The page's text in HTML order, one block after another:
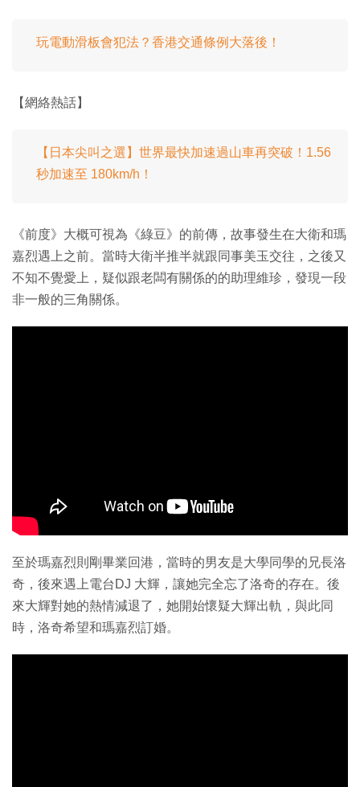
玩電動滑板會犯法？香港交通條例大落後！
【網絡熱話】
【日本尖叫之選】世界最快加速過山車再突破！1.56
秒加速至 180km/h！
《前度》大概可視為《綠豆》的前傳，故事發生在大衛和瑪
嘉烈遇上之前。當時大衛半推半就跟同事美玉交往，之後又
不知不覺愛上，疑似跟老闆有關係的的助理維珍，發現一段
非一般的三角關係。
至於瑪嘉烈則剛畢業回港，當時的男友是大學同學的兄長洛
奇，後來遇上電台DJ 大輝，讓她完全忘了洛奇的存在。後
來大輝對她的熱情減退了，她開始懷疑大輝出軌，與此同
時，洛奇希望和瑪嘉烈訂婚。